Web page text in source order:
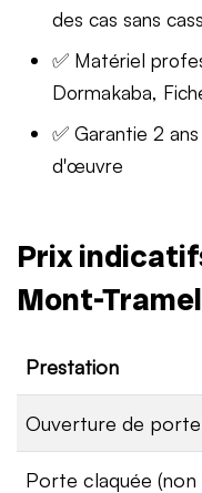
des cas sans
✅ Matériel
Dormakaba,
✅ Garantie 2
d'œuvre
Prix
Mont-
Prestation
Ouverture de
Porte claquée (non